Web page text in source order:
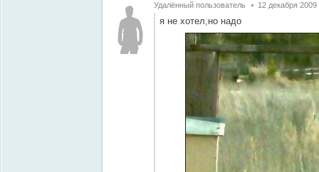
Удалённый пользователь 12 декабря 2009
я не хотел,но надо